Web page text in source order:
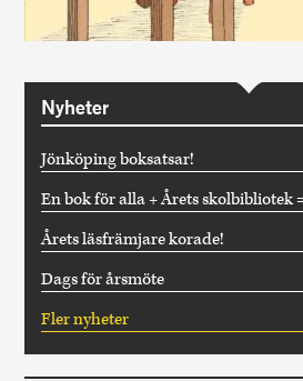
Nyheter
Jönköping boksatsar!
En bok för alla + Årets skolbibliotek
Årets läsfrämjare korade!
Dags för årsmöte
Fler nyheter